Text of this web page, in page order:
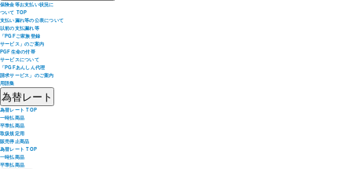
保険金等お支払い状況に
ついて TOP
支払い漏れ等の公表について
以前の支払漏れ等
「PGFご家族登録
サービス」のご案内
PGF生命の付帯
サービスについて
「PGFあんしん代理
請求サービス」のご案内
用語集
為替レート
為替レート TOP
一時払商品
平準払商品
取扱規定用
販売停止商品
為替レート TOP
一時払商品
平準払商品